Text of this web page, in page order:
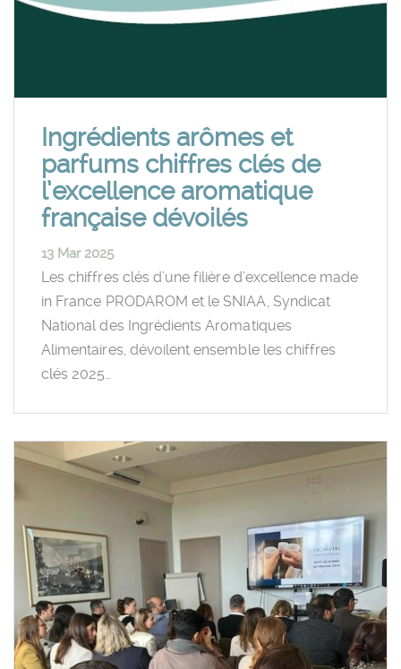
Ingrédients arômes et
parfums chiffres clés de
l’excellence aromatique
française dévoilés
13 Mar 2025
Les chiffres clés d’une filière d’excellence made
in France PRODAROM et le SNIAA, Syndicat
National des Ingrédients Aromatiques
Alimentaires, dévoilent ensemble les chiffres
clés 2025…